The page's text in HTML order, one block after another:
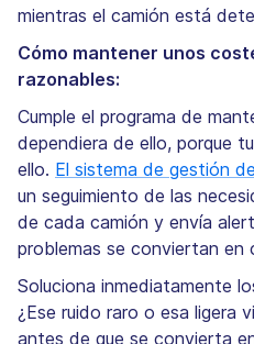
mientras el camión está
Cómo mantener unos
razonables:
Cumple el programa de
dependiera de ello, porque
ello. El sistema de gestión
un seguimiento de las
de cada camión y envía
problemas se conviertan en
Soluciona inmediatamente
¿Ese ruido raro o esa ligera
antes de que se convierta